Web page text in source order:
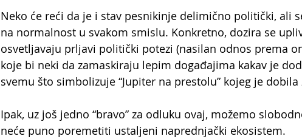
Neko će reći da je i stav pesnikinje delimično politički, ali
na normalnost u svakom smislu. Konkretno, dozira se
osvetljavaju prljavi politički potezi (nasilan odnos prema
koje bi neki da zamaskiraju lepim događajima kakav je
svemu što simbolizuje “Jupiter na prestolu” kojeg je
Ipak, uz još jedno “bravo” za odluku ovaj, možemo
neće puno poremetiti ustaljeni naprednjački ekosistem.